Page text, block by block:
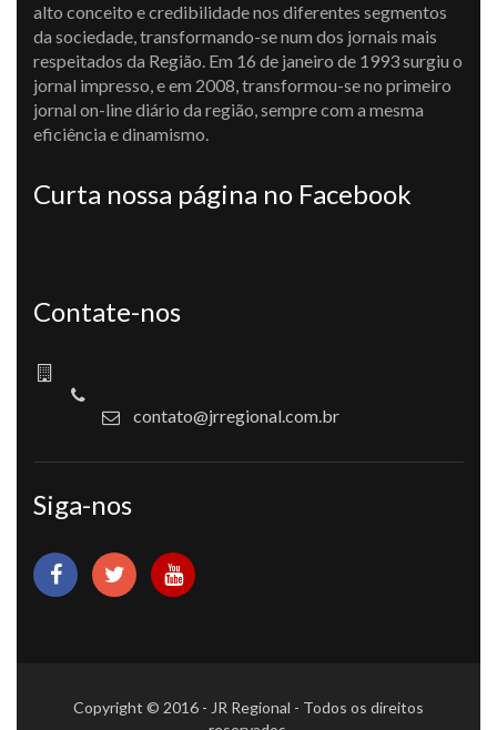
alto conceito e credibilidade nos diferentes segmentos
da sociedade, transformando-se num dos jornais mais
respeitados da Região. Em 16 de janeiro de 1993 surgiu o
jornal impresso, e em 2008, transformou-se no primeiro
jornal on-line diário da região, sempre com a mesma
eficiência e dinamismo.
Curta nossa página no Facebook
Contate-nos
contato@jrregional.com.br
Siga-nos
Copyright © 2016 - JR Regional - Todos os direitos